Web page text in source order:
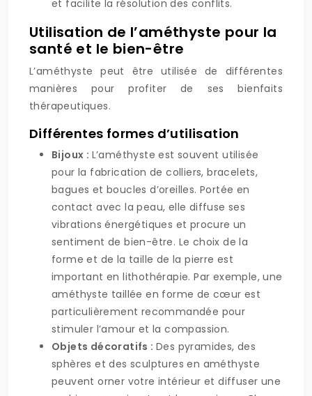
et facilite la résolution des conflits.
Utilisation de l’améthyste pour la
santé et le bien-être
L’améthyste peut être utilisée de différentes
manières pour profiter de ses bienfaits
thérapeutiques.
Différentes formes d’utilisation
Bijoux : L’améthyste est souvent utilisée
pour la fabrication de colliers, bracelets,
bagues et boucles d’oreilles. Portée en
contact avec la peau, elle diffuse ses
vibrations énergétiques et procure un
sentiment de bien-être. Le choix de la
forme et de la taille de la pierre est
important en lithothérapie. Par exemple, une
améthyste taillée en forme de cœur est
particulièrement recommandée pour
stimuler l’amour et la compassion.
Objets décoratifs : Des pyramides, des
sphères et des sculptures en améthyste
peuvent orner votre intérieur et diffuser une